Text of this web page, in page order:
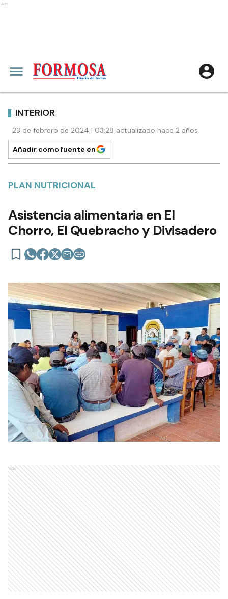
Ads
INTERIOR
23 de febrero de 2024 | 03:28 actualizado hace 2 años
Añadir como fuente en
PLAN NUTRICIONAL
Asistencia alimentaria en El
Chorro, El Quebracho y Divisadero
Ads